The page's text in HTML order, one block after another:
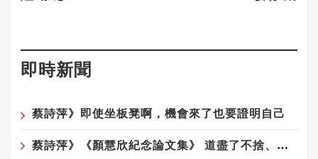
即時新聞
蔡詩萍》即使坐板凳啊，機會來了也要證明自己
蔡詩萍》《顏慧欣紀念論文集》 道盡了不捨、遺憾、沉痛